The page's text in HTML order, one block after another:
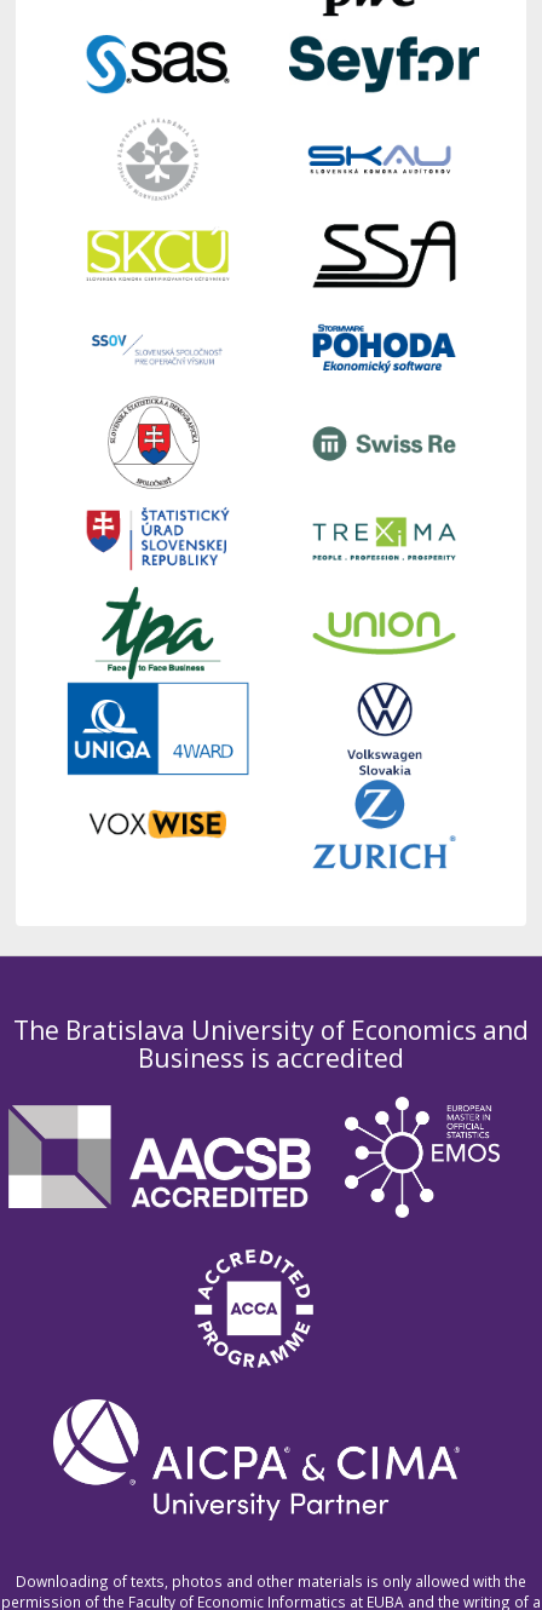
The Bratislava University of Economics and
Business is accredited
Downloading of texts, photos and other materials is only allowed with the
permission of the Faculty of Economic Informatics at EUBA and the writing of a